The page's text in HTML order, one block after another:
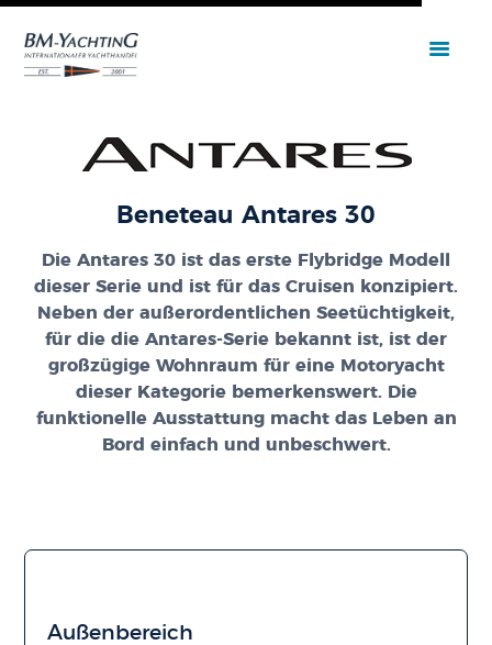
Beneteau Antares 30
Die Antares 30 ist das erste Flybridge Modell
dieser Serie und ist für das Cruisen konzipiert.
Neben der außerordentlichen Seetüchtigkeit,
für die die Antares-Serie bekannt ist, ist der
großzügige Wohnraum für eine Motoryacht
dieser Kategorie bemerkenswert. Die
funktionelle Ausstattung macht das Leben an
Bord einfach und unbeschwert.
Außenbereich